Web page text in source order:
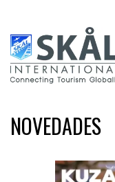
NOVEDADES